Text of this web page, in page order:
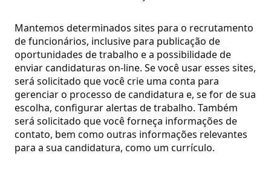
Mantemos determinados sites para o recrutamento
de funcionários, inclusive para publicação de
oportunidades de trabalho e a possibilidade de
enviar candidaturas on-line. Se você usar esses sites,
será solicitado que você crie uma conta para
gerenciar o processo de candidatura e, se for de sua
escolha, configurar alertas de trabalho. Também
será solicitado que você forneça informações de
contato, bem como outras informações relevantes
para a sua candidatura, como um currículo.